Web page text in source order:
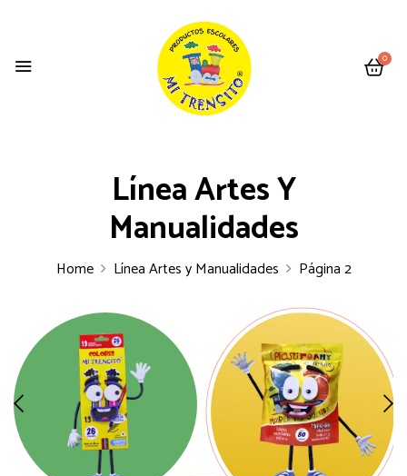
0
Línea Artes Y
Manualidades
Home Línea Artes y Manualidades Página 2